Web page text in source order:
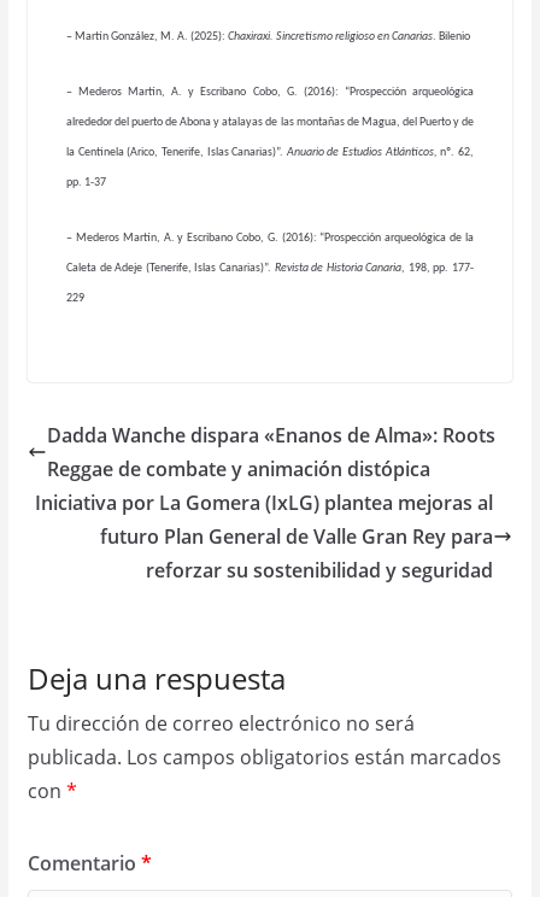
– Martín González, M. A. (2025):Chaxiraxi. Sincretismo religioso en Canarias. Bilenio
– Mederos Martín, A. y Escribano Cobo, G. (2016): “Prospección arqueológica
alrededor del puerto de Abona y atalayas de las montañas de Magua, del Puerto y de
la Centinela (Arico, Tenerife, Islas Canarias)”. Anuario de Estudios Atlánticos,nº. 62,
pp. 1-37
– Mederos Martín, A. y Escribano Cobo, G. (2016): “Prospección arqueológica de la
Caleta de Adeje (Tenerife, Islas Canarias)”. Revista de Historia Canaria, 198, pp. 177-
229
Dadda Wanche dispara «Enanos de Alma»: Roots
Reggae de combate y animación distópica
Iniciativa por La Gomera (IxLG) plantea mejoras al
futuro Plan General de Valle Gran Rey para
reforzar su sostenibilidad y seguridad
Deja una respuesta
Tu dirección de correo electrónico no será
publicada. Los campos obligatorios están marcados
con *
Comentario *